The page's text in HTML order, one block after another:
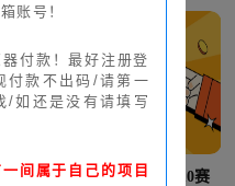
【高端精品】最新三角洲S10赛
账号！
付款！最好注册登
付款不出码/请第一
/如还是没有请填写
间属于自己的项目